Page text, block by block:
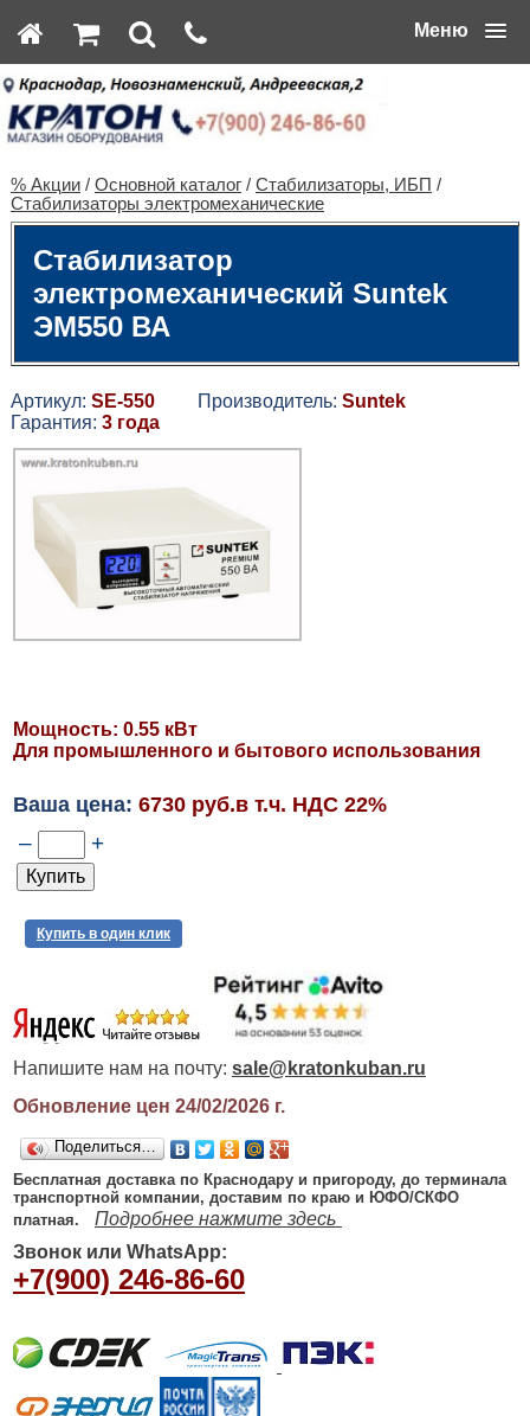
Меню
% Акции/ Основной каталог/ Стабилизаторы, ИБП /
Стабилизаторы электромеханические
Стабилизатор
электромеханический Suntek
ЭМ550 ВА
Артикул: SE-550Производитель: Suntek
Гарантия: 3 года
Мощность: 0.55 кВт
Для промышленного и бытового использования
Ваша цена: 6730 руб.в т.ч. НДС 22%
– +
Купить в один клик
Напишите нам на почту: sale@kratonkuban.ru
Обновление цен 24/02/2026г.
Поделиться…
Бесплатная доставка по Краснодару и пригороду, до терминала
транспортной компании, доставим по краю и ЮФО/СКФО
платная.
Подробнее нажмите здесь
Звонок или WhatsApp:
+7(900) 246-86-60